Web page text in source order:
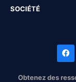
SOCIÉTÉ
Obtenez des